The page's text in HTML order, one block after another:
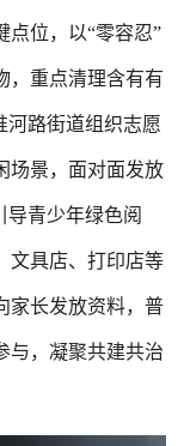
点位，以“零容忍”
，重点清理含有有
河路街道组织志愿
场景，面对面发放
导青少年绿色阅
文具店、打印店等
家长发放资料，普
与，凝聚共建共治